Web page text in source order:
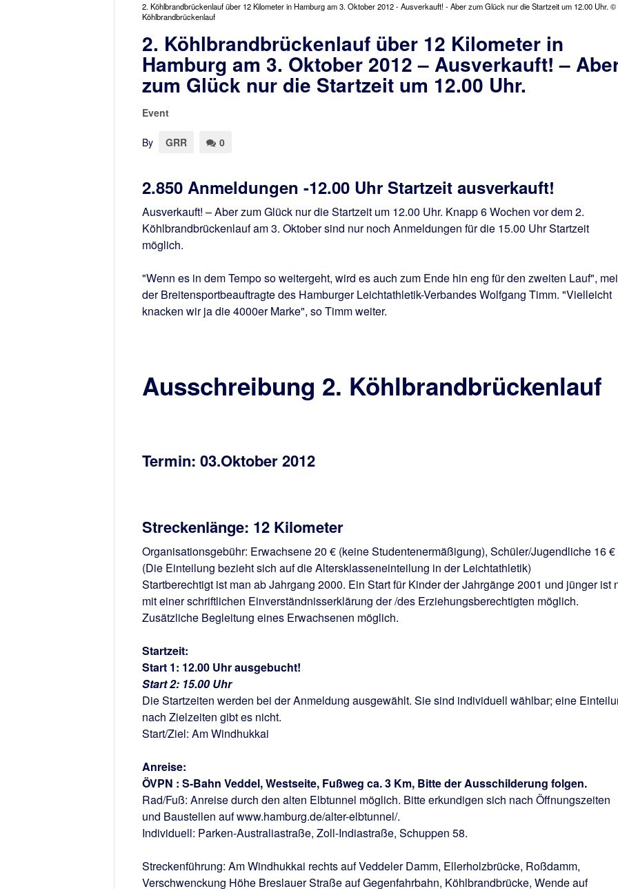
2. Köhlbrandbrückenlauf über 12 Kilometer in Hamburg am 3. Oktober 2012 - Ausverkauft! - Aber zum Glück nur die Startzeit um 12.00 Uhr. ©
Köhlbrandbrückenlauf
2. Köhlbrandbrückenlauf über 12 Kilometer in
Hamburg am 3. Oktober 2012 – Ausverkauft! –
zum Glück nur die Startzeit um 12.00 Uhr.
Event
By GRR 0
2.850 Anmeldungen -12.00 Uhr Startzeit ausverkauft!
Ausverkauft! – Aber zum Glück nur die Startzeit um 12.00 Uhr. Knapp 6 Wochen vor dem 2.
Köhlbrandbrückenlauf am 3. Oktober sind nur noch Anmeldungen für die 15.00 Uhr Startzeit
möglich.
"Wenn es in dem Tempo so weitergeht, wird es auch zum Ende hin eng für den zweiten Lauf",
der Breitensportbeauftragte des Hamburger Leichtathletik-Verbandes Wolfgang Timm. "Vielleicht
knacken wir ja die 4000er Marke", so Timm weiter.
Ausschreibung 2. Köhlbrandbrückenlauf
Termin: 03.Oktober 2012
Streckenlänge: 12 Kilometer
Organisationsgebühr: Erwachsene 20 € (keine Studentenermäßigung), Schüler/Jugendliche 16 €
(Die Einteilung bezieht sich auf die Altersklasseneinteilung in der Leichtathletik)
Startberechtigt ist man ab Jahrgang 2000. Ein Start für Kinder der Jahrgänge 2001 und jünger ist
mit einer schriftlichen Einverständnisserklärung der /des Erziehungsberechtigten möglich.
Zusätzliche Begleitung eines Erwachsenen möglich.
Startzeit:
Start 1: 12.00 Uhr ausgebucht!
Start 2: 15.00 Uhr
Die Startzeiten werden bei der Anmeldung ausgewählt. Sie sind individuell wählbar; eine
nach Zielzeiten gibt es nicht.
Start/Ziel: Am Windhukkai
Anreise:
ÖVPN : S-Bahn Veddel, Westseite, Fußweg ca. 3 Km, Bitte der Ausschilderung folgen.
Rad/Fuß: Anreise durch den alten Elbtunnel möglich. Bitte erkundigen sich nach Öffnungszeiten
und Baustellen auf www.hamburg.de/alter-elbtunnel/.
Individuell: Parken-Australiastraße, Zoll-Indiastraße, Schuppen 58.
Streckenführung: Am Windhukkai rechts auf Veddeler Damm, Ellerholzbrücke, Roßdamm,
Verschwenckung Höhe Breslauer Straße auf Gegenfahrbahn, Köhlbrandbrücke, Wende auf